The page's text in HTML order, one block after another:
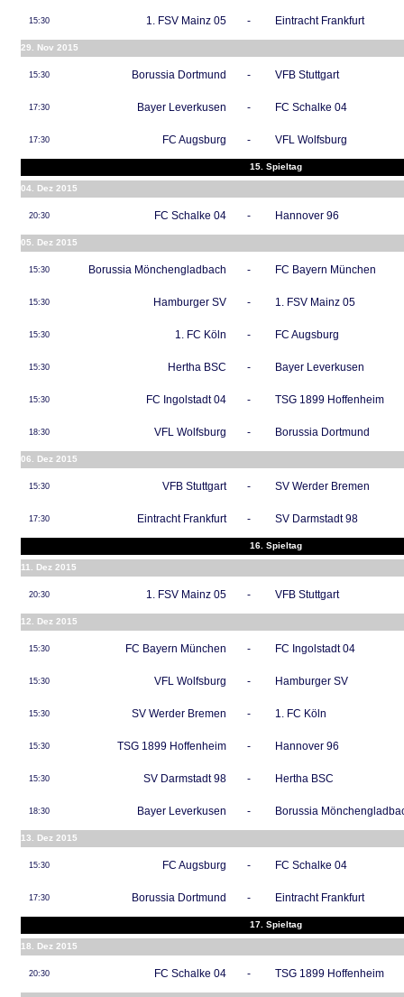
15:30 1. FSV Mainz 05 - Eintracht Frankfurt
29. Nov 2015
15:30 Borussia Dortmund - VFB Stuttgart
17:30 Bayer Leverkusen - FC Schalke 04
17:30 FC Augsburg - VFL Wolfsburg
15. Spieltag
04. Dez 2015
20:30 FC Schalke 04 - Hannover 96
05. Dez 2015
15:30 Borussia Mönchengladbach - FC Bayern München
15:30 Hamburger SV - 1. FSV Mainz 05
15:30 1. FC Köln - FC Augsburg
15:30 Hertha BSC - Bayer Leverkusen
15:30 FC Ingolstadt 04 - TSG 1899 Hoffenheim
18:30 VFL Wolfsburg - Borussia Dortmund
06. Dez 2015
15:30 VFB Stuttgart - SV Werder Bremen
17:30 Eintracht Frankfurt - SV Darmstadt 98
16. Spieltag
11. Dez 2015
20:30 1. FSV Mainz 05 - VFB Stuttgart
12. Dez 2015
15:30 FC Bayern München - FC Ingolstadt 04
15:30 VFL Wolfsburg - Hamburger SV
15:30 SV Werder Bremen - 1. FC Köln
15:30 TSG 1899 Hoffenheim - Hannover 96
15:30 SV Darmstadt 98 - Hertha BSC
18:30 Bayer Leverkusen - Borussia
13. Dez 2015
15:30 FC Augsburg - FC Schalke 04
17:30 Borussia Dortmund - Eintracht Frankfurt
17. Spieltag
18. Dez 2015
20:30 FC Schalke 04 - TSG 1899 Hoffenheim